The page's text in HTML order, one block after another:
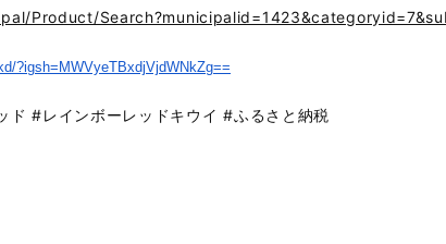
Product/
?igsh=MWVyeTBxdjVjdWNkZg==
#レインボーレッドキウイ #ふるさと納税